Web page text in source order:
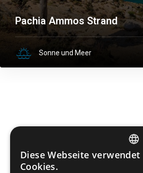
Pachia Ammos Strand
Sonne und Meer
ENGLISH
Diese Webseite verwendet
Cookies.